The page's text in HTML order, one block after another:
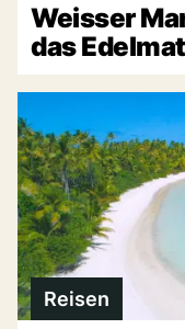
Weisser
das
Reisen